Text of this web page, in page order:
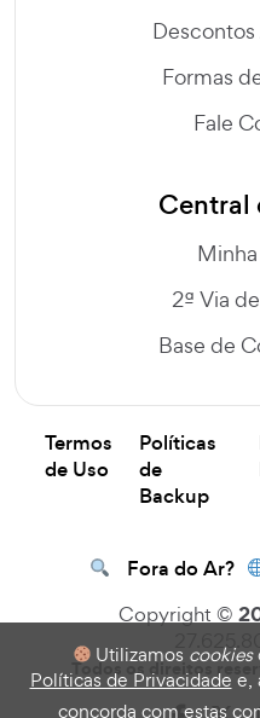
Formas
Fale
Central
2ª Via
Base de
Termos
de Uso
Políticas
de
Backup
Fora do Ar?
Copyright ©
Todos os direitos
Utilizamos cookies
Políticas de Privacidade e,
concorda com estas